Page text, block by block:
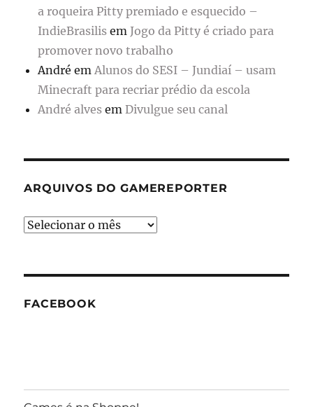
a roqueira Pitty premiado e esquecido –
IndieBrasilis em Jogo da Pitty é criado para
promover novo trabalho
André emAlunos do SESI – Jundiaí – usam
Minecraft para recriar prédio da escola
André alves emDivulgue seu canal
ARQUIVOS DO GAMEREPORTER
Arquivos
FACEBOOK